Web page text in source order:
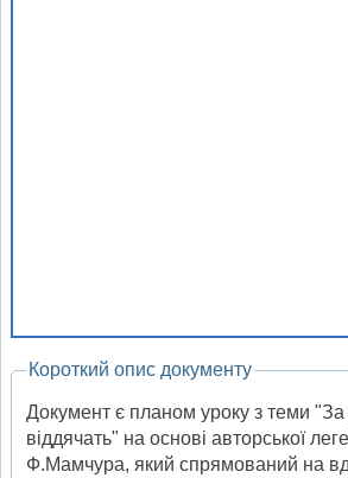
Короткий опис документу
Документ є планом уроку з теми
віддячать" на основі авторської
Ф.Мамчура, який спрямований на